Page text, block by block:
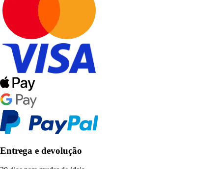
Entrega e devolução